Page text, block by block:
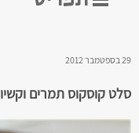
29 בספטמבר 2012
סלט קוסקוס תמרים וקשיו